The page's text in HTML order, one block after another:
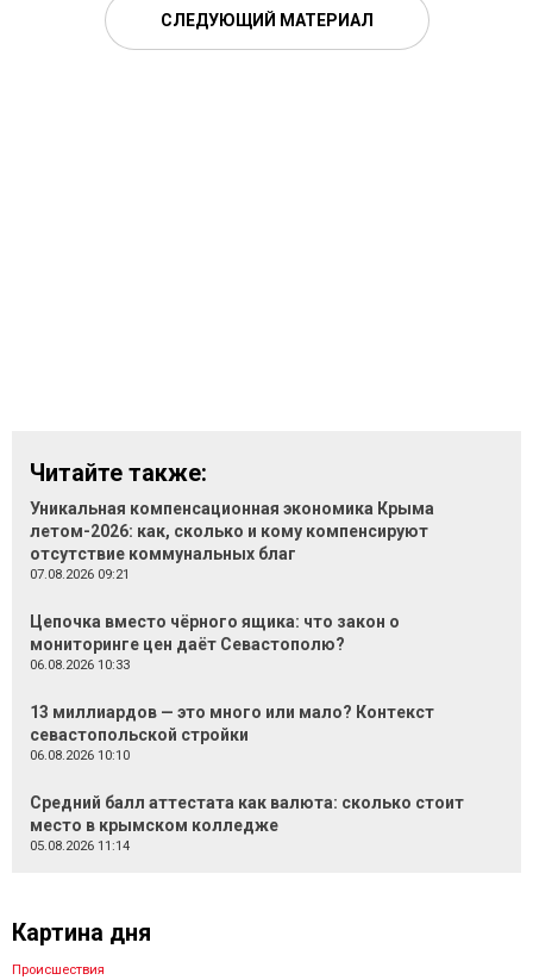
СЛЕДУЮЩИЙ МАТЕРИАЛ
Читайте также:
Уникальная компенсационная экономика Крыма
летом-2026: как, сколько и кому компенсируют
отсутствие коммунальных благ
07.08.2026 09:21
Цепочка вместо чёрного ящика: что закон о
мониторинге цен даёт Севастополю?
06.08.2026 10:33
13 миллиардов — это много или мало? Контекст
севастопольской стройки
06.08.2026 10:10
Средний балл аттестата как валюта: сколько стоит
место в крымском колледже
05.08.2026 11:14
Картина дня
Происшествия